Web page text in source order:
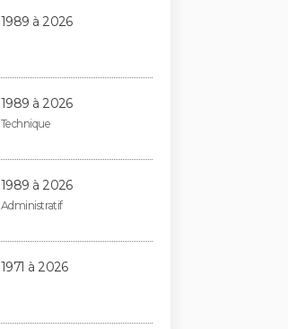
1989 à 2026
1989 à 2026
Technique
1989 à 2026
Administratif
1971 à 2026